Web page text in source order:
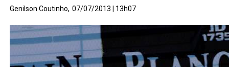
Genilson Coutinho, 07/07/2013 | 13h07